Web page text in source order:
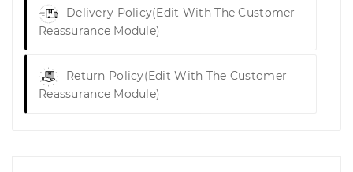
Delivery Policy(edit With The Customer
Reassurance Module)
Return Policy(edit With The Customer
Reassurance Module)